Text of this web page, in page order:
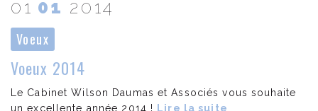
01 01 2014
Voeux
Voeux 2014
Le Cabinet Wilson Daumas et Associés vous souhaite
un excellente année 2014 !
Lire la suite